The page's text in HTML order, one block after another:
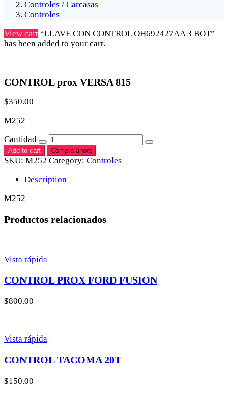
Controles / Carcasas
Controles
View cart “LLAVE CON CONTROL OH692427AA 3 BOT”
has been added to your cart.
CONTROL prox VERSA 815
$350.00
M252
Cantidad
Add to cart Compra ahora
SKU: M252 Category: Controles
Description
M252
Productos relacionados
Vista rápida
CONTROL PROX FORD FUSION
$800.00
Vista rápida
CONTROL TACOMA 20T
$150.00